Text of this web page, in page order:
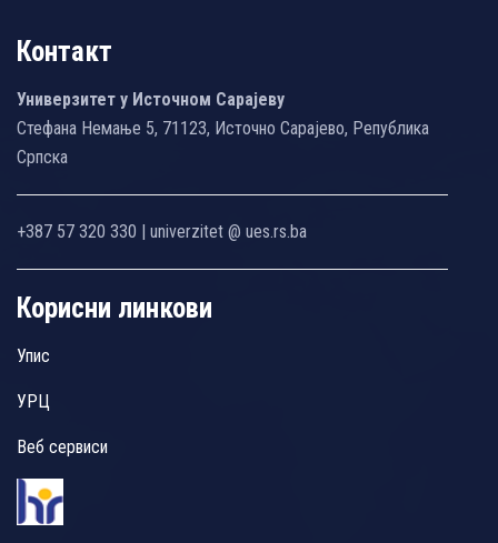
Контакт
Универзитет у Источном Сарајеву
Стефана Немање 5, 71123, Источно Сарајево, Република
Српска
+387 57 320 330 | univerzitet @ ues.rs.ba
Корисни линкови
Упис
УРЦ
Веб сервиси